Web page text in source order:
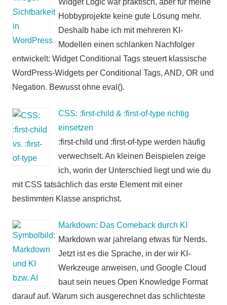
Hobbyprojekte keine gute Lösung mehr.
Deshalb habe ich mit mehreren KI-
Modellen einen schlanken Nachfolger
entwickelt: Widget Conditional Tags steuert klassische
WordPress-Widgets per Conditional Tags, AND, OR und
Negation. Bewusst ohne eval().
CSS: :first-child & :first-of-type richtig
einsetzen
:first-child und :first-of-type werden häufig
verwechselt. An kleinen Beispielen zeige
ich, worin der Unterschied liegt und wie du
mit CSS tatsächlich das erste Element mit einer
bestimmten Klasse ansprichst.
Markdown: Das Comeback durch KI
Markdown war jahrelang etwas für Nerds.
Jetzt ist es die Sprache, in der wir KI-
Werkzeuge anweisen, und Google Cloud
baut sein neues Open Knowledge Format
darauf auf. Warum sich ausgerechnet das schlichteste